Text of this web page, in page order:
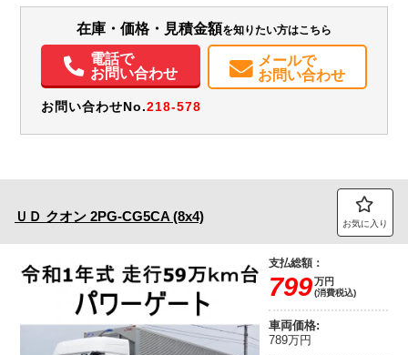
パワステ
電動格納ミラー
バックモニター
在庫・価格・見積金額を知りたい方はこちら
電話で
お問い合わせ
メールで
お問い合わせ
お問い合わせNo.218-578
ＵＤ クオン 2PG-CG5CA (8x4) お気に入り
支払総額：
799万円
(消費税込)
車両価格:
789万円